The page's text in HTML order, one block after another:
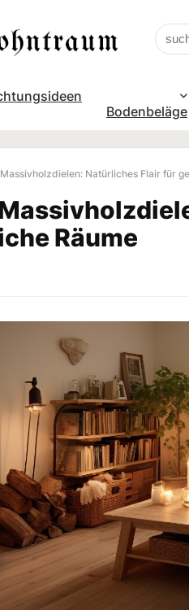
Bodenbeläge
Natürliches Flair für
Räume